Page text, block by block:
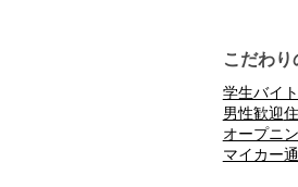
こだわ
学生バイト
男性歓迎
オープニ
マイカー